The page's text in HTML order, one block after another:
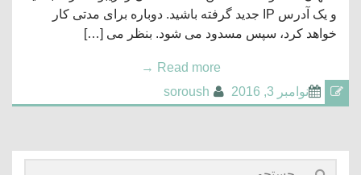
و یک آدرس IP جدید گرفته باشید. دوباره برای مدتی کار
خواهد کرد، سپس مسدود می شود. بنظر می […]
Read more
→
نوامبر 3, 2016
soroush
جستجو